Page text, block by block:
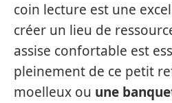
coin lecture est une
créer un lieu de
assise confortable est
pleinement de ce petit
moelleux ou une